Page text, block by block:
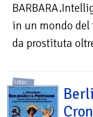
in un mondo
da prostituta
LIBRI